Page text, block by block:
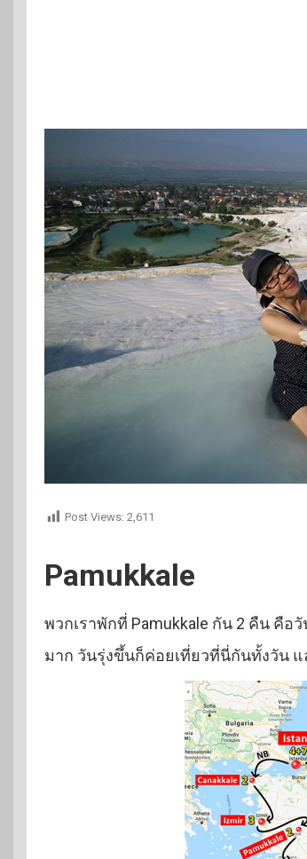
Post Views: 2,611
Pamukkale
พวกเราพักที่ Pamukkale กัน 2 คืน คือ
มาก วันรุ่งขึ้นก็ค่อยเที่ยวที่นี่กันทั้งวัน